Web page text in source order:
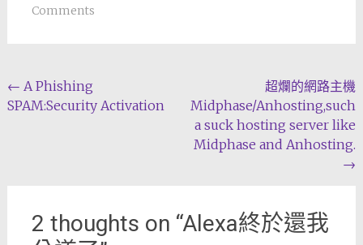
Comments
Post
navigation
← A Phishing
SPAM:Security Activation
超爛的網路主機
Midphase/Anhosting,such
a suck hosting server like
Midphase and Anhosting.
→
2 thoughts on “Alexa終於還我